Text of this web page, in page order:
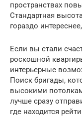
пространствах
Стандартная
гораздо
Если вы стали
роскошной
интерьерные
Поиск бригады,
высокими
лучше сразу
где находится